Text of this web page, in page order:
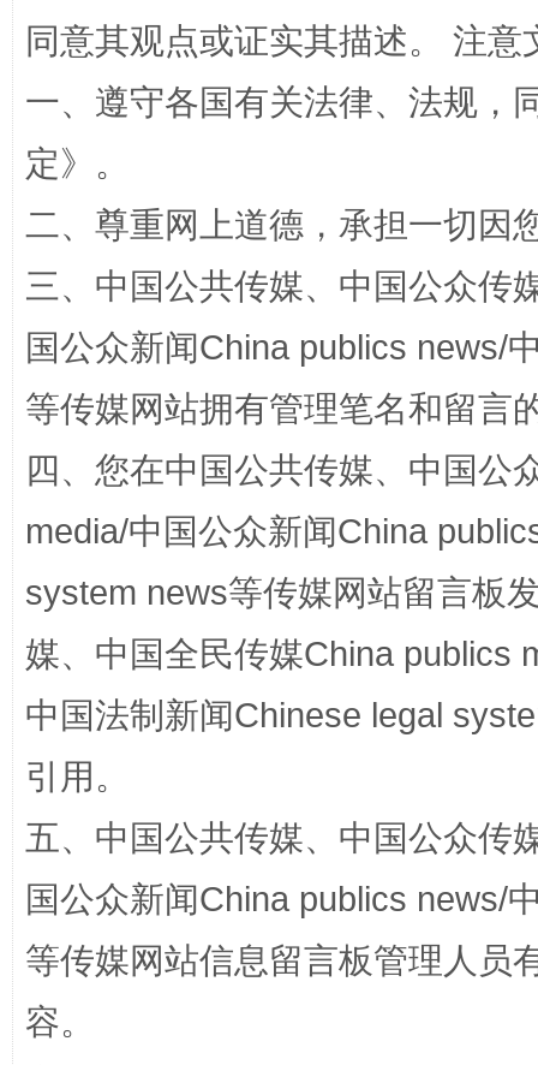
规模最大的光氢储一体化项目 走
如何以同查同治破解风腐交织难题
同意其观点或证实其描述。 注
一、遵守各国有关法律、法规，
定》。
二、尊重网上道德，承担一切因
三、中国公共传媒、中国公众传
国公众新闻China publics news/
等传媒网站拥有管理笔名和留言
四、您在中国公共传媒、中国公
media/中国公众新闻China
system news等传媒网站留言板
媒、中国全民传媒China publics
中国法制新闻Chinese legal
引用。
五、中国公共传媒、中国公众传
国公众新闻China publics news/
等传媒网站信息留言板管理人员
容。